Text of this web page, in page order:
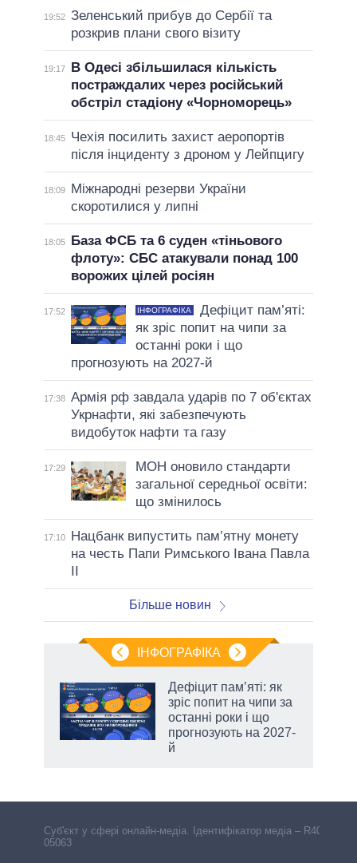
19:52 Зеленський прибув до Сербії та
розкрив плани свого візиту
19:17
В Одесі збільшилася кількість
постраждалих через російський
обстріл стадіону «Чорноморець»
18:45
Чехія посилить захист аеропортів
після інциденту з дроном у Лейпцигу
18:09
Міжнародні резерви України
скоротилися у липні
18:05
База ФСБ та 6 суден «тіньового
флоту»: СБС атакували понад 100
ворожих цілей росіян
17:52 ІНФОГРАФІКА
Дефіцит пам’яті:
як зріс попит на чипи за
останні роки і що
прогнозують на 2027-й
17:38 Армія рф завдала ударів по 7 об'єктах
Укрнафти, які забезпечують
видобуток нафти та газу
17:29
МОН оновило стандарти
загальної середньої освіти:
що змінилось
17:10
Нацбанк випустить пам’ятну монету
на честь Папи Римського Івана Павла
Більше новин
ІНФОГРАФІКА
Дефіцит пам’яті: як
зріс попит на чипи за
останні роки і що
прогнозують на 2027-
й
Cуб'єкт у сфері онлайн-медіа. Ідентифікатор медіа – R40-
05063